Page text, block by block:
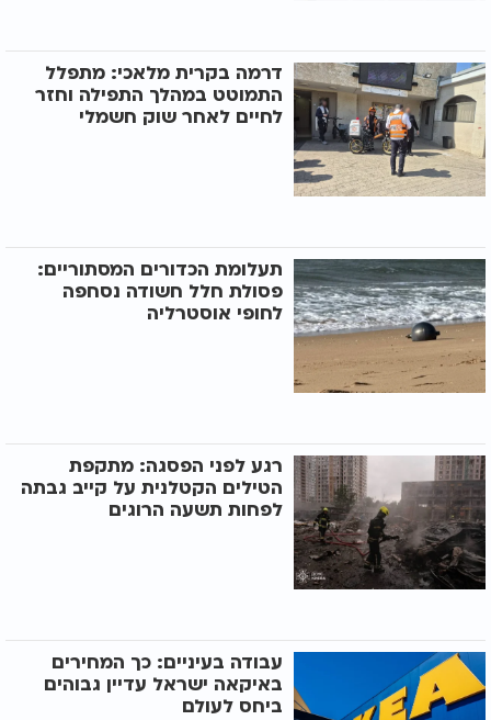
דרמה בקרית מלאכי: מתפלל
התמוטט במהלך התפילה וחזר
לחיים לאחר שוק חשמלי
תעלומת הכדורים המסתוריים:
פסולת חלל חשודה נסחפה
לחופי אוסטרליה
רגע לפני הפסגה: מתקפת
הטילים הקטלנית על קייב גבתה
לפחות תשעה הרוגים
עבודה בעיניים: כך המחירים
באיקאה ישראל עדיין גבוהים
ביחס לעולם